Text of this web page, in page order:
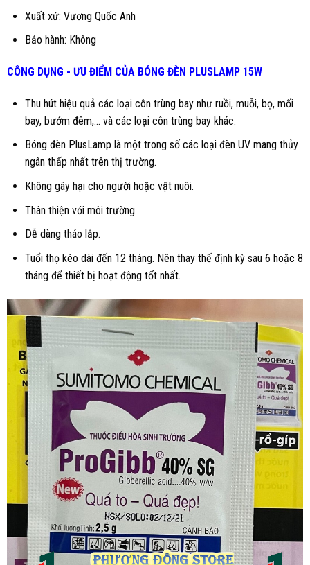
Xuất xứ: Vương Quốc Anh
Bảo hành: Không
CÔNG DỤNG - ƯU ĐIỂM CỦA BÓNG ĐÈN PLUSLAMP 15W
Thu hút hiệu quả các loại côn trùng bay như ruồi, muỗi, bọ, mối
bay, bướm đêm,… và các loại côn trùng bay khác.
Bóng đèn PlusLamp là một trong số các loại đèn UV mang thủy
ngân thấp nhất trên thị trường.
Không gây hại cho người hoặc vật nuôi.
Thân thiện với môi trường.
Dễ dàng tháo lắp.
Tuổi thọ kéo dài đến 12 tháng. Nên thay thế định kỳ sau 6 hoặc 8
tháng để thiết bị hoạt động tốt nhất.